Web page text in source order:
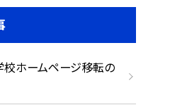
ホームページ移転の